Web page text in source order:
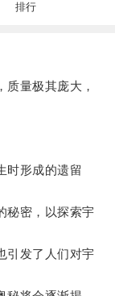
排行
量极其庞大，
形成的遗留
密，以探索宇
发了人们对宇